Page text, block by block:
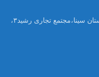
تهران ،خیابان امام خمینی،روبروی بیمارستان سینا،مجتمع تجاری رشید۳،